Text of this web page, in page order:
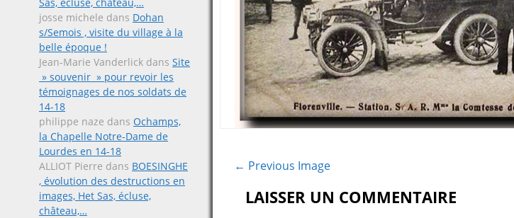
josse michele dans Dohan
s/Semois , visite du village à la
belle époque !
Jean-Marie Vanderlick dans Site
» souvenir » pour revoir les
témoignages de nos soldats de
14-18
philippe naze dans Ochamps,
la Chapelle Notre-Dame de
Lourdes en 14-18
ALLIOT Pierre dans BOESINGHE
, évolution des destructions en
images, Het Sas, écluse,
château,…
← Previous Image
LAISSER UN COMMENTAIRE